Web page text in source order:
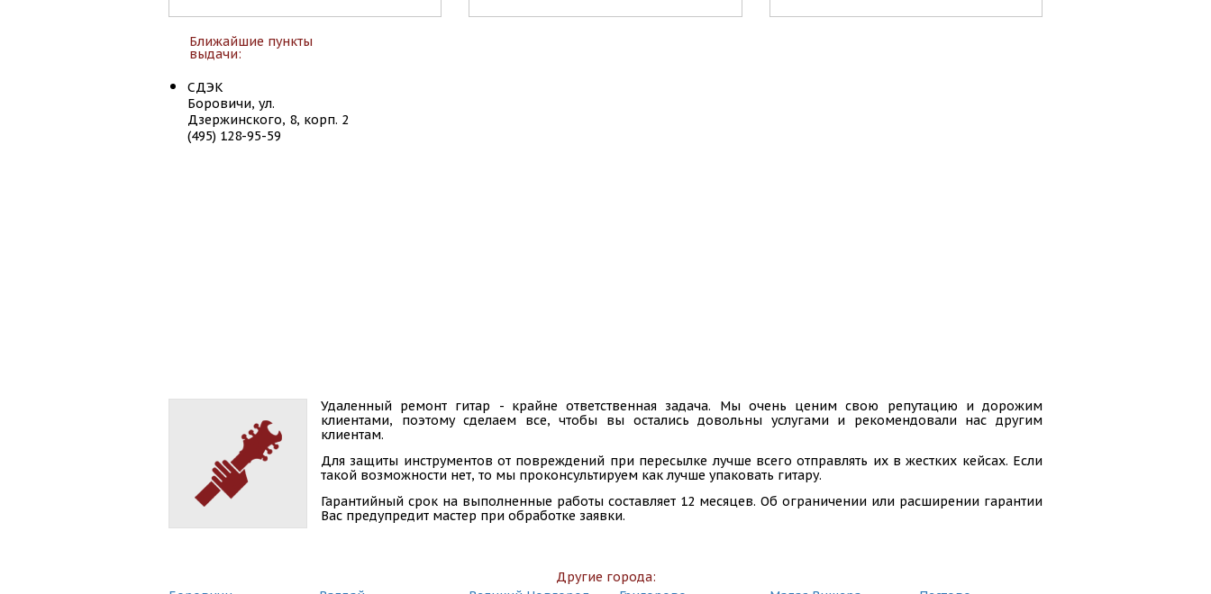
Ближайшие пункты
выдачи:
СДЭК
Боровичи, ул.
Дзержинского, 8, корп. 2
(495) 128-95-59
Удаленный ремонт гитар - крайне ответственная задача. Мы очень ценим свою репутацию и дорожим
клиентами, поэтому сделаем все, чтобы вы остались довольны услугами и рекомендовали нас другим
клиентам.
Для защиты инструментов от повреждений при пересылке лучше всего отправлять их в жестких кейсах. Если
такой возможности нет, то мы проконсультируем как лучше упаковать гитару.
Гарантийный срок на выполненные работы составляет 12 месяцев. Об ограничении или расширении гарантии
Вас предупредит мастер при обработке заявки.
Другие города: